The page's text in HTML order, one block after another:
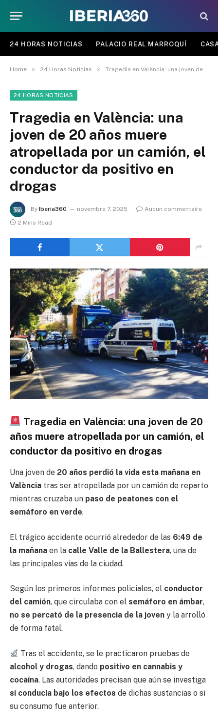
24 HORAS NOTICIAS PALACIO REAL MARROQUÍ
Home » 24 Horas Noticias » Tragedia en València: una joven de 20 años muere atropellada por un camión, el conductor da positivo en drogas
24 HORAS NOTICIAS
Tragedia en València: una
joven de 20 años muere
atropellada por un camión, el
conductor da positivo en
drogas
By Iberia360 novembre 7, 2025
Aucun commentaire
2 Mins Read
Tragedia en València: una joven de 20
años muere atropellada por un camión, el
conductor da positivo en drogas
Una joven de 20 años perdió la vida esta mañana en
València tras ser atropellada por un camión de reparto
mientras cruzaba un paso de peatones con el
semáforo en verde.
El trágico accidente ocurrió alrededor de las 6:49 de
la mañana en la calle Valle de la Ballestera, una de
las principales vías de la ciudad.
Según los primeros informes policiales, el conductor
del camión, que circulaba con el semáforo en ámbar,
no se percató de la presencia de la joven y la arrolló
de forma fatal.
Tras el accidente, se le practicaron pruebas de
alcohol y drogas, dando positivo en cannabis y
cocaína. Las autoridades precisan que aún se investiga
si conducía bajo los efectos de dichas sustancias o si
su consumo fue anterior.